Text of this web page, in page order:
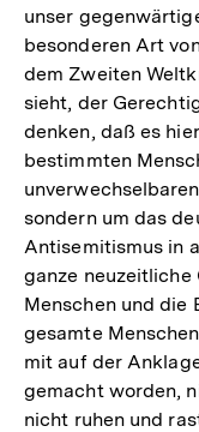
unser
besonderen Art
dem Zweiten
sieht, der
denken, daß es
bestimmten
sondern um das
Antisemitismus in
ganze neuzeitliche
Menschen und die
gesamte
mit auf der
gemacht worden,
nicht ruhen und